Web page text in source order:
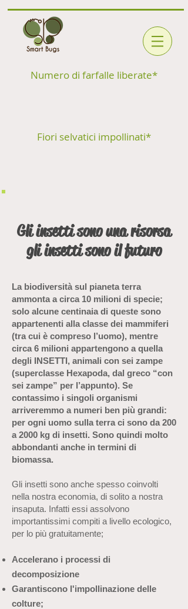
Numero di farfalle liberate*
Fiori selvatici impollinati*
Gli insetti sono una risorsa
gli insetti sono il futuro
La biodiversità sul pianeta terra
ammonta a circa 10 milioni di specie;
solo alcune centinaia di queste sono
appartenenti alla classe dei mammiferi
(tra cui è compreso l’uomo), mentre
circa 6 milioni appartengono a quella
degli INSETTI, animali con sei zampe
(superclasse Hexapoda, dal greco “con
sei zampe” per l’appunto). Se
contassimo i singoli organismi
arriveremmo a numeri ben più grandi:
per ogni uomo sulla terra ci sono da 200
a 2000 kg di insetti. Sono quindi molto
abbondanti anche in termini di
biomassa.
Gli insetti sono anche spesso coinvolti
nella nostra economia, di solito a nostra
insaputa. Infatti essi assolvono
importantissimi compiti a livello ecologico,
per lo più gratuitamente;
Accelerano i processi di
decomposizione
Garantiscono l'impollinazione delle
colture;